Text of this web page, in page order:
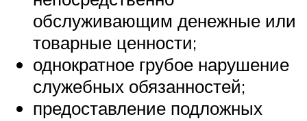
обслуживающим денежные или
товарные ценности;
однократное грубое нарушение
служебных обязанностей;
предоставление подложных